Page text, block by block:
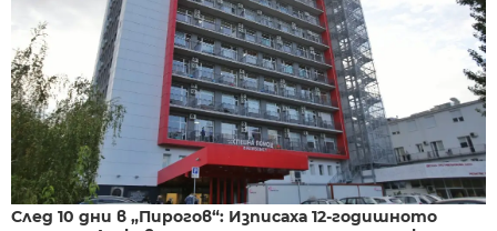
След 10 дни в „Пирогов“: Изписаха 12-годишното